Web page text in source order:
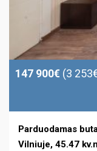
147 900€ (3
Parduodamas
Vilniuje, 45.47